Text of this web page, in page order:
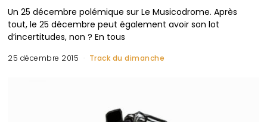
Un 25 décembre polémique sur Le Musicodrome. Après
tout, le 25 décembre peut également avoir son lot
d’incertitudes, non ? En tous
25 décembre 2015 Track du dimanche